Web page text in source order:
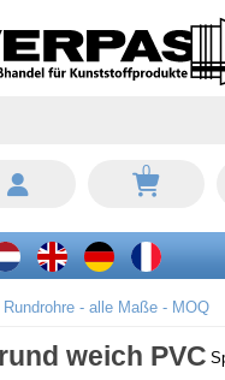
0
- alle Maße - MOQ
weich PVC